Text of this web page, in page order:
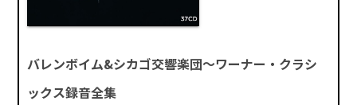
バレンボイム&シカゴ交響楽団～ワーナー・クラシ
ックス録音全集